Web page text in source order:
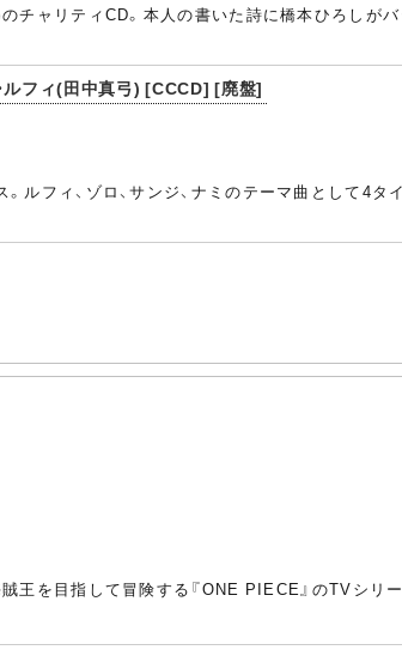
ャリティCD。本人の書いた詩に橋本ひろしがバ
ルフィ(田中真弓) [CCCD] [廃盤]
ルフィ、ゾロ、サンジ、ナミのテーマ曲として4
王を目指して冒険する『ONE PIECE』のTVシリ